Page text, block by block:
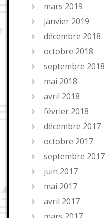
mars 2019
janvier 2019
décembre 2018
octobre 2018
septembre 2018
mai 2018
avril 2018
février 2018
décembre 2017
octobre 2017
septembre 2017
juin 2017
mai 2017
avril 2017